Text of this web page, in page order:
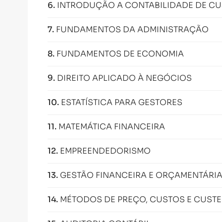
6. INTRODUÇÃO A CONTABILIDADE DE
7. FUNDAMENTOS DA ADMINISTRAÇÃO
8. FUNDAMENTOS DE ECONOMIA
9. DIREITO APLICADO À NEGÓCIOS
10. ESTATÍSTICA PARA GESTORES
11. MATEMÁTICA FINANCEIRA
12. EMPREENDEDORISMO
13. GESTÃO FINANCEIRA E ORÇAMENTÁRIA
14. MÉTODOS DE PREÇO, CUSTOS E